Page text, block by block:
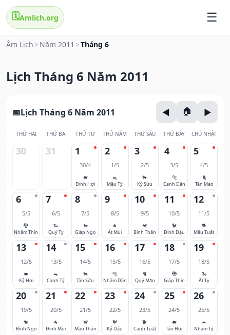
🗓️Amlich.org
Âm Lịch > Năm 2011 >Tháng 6
Lịch Tháng 6 Năm 2011
Lịch Tháng 6 Năm 2011
THỨ HAI THỨ BA THỨ TƯ THỨ NĂM THỨ SÁU THỨ BẢY CHỦ NHẬT
30 31 1
30/4
🐖
Đinh Hợi
2
1/5
🐀
Mậu Tý
3
2/5
🐂
Kỷ Sửu
4
3/5
🐅
Canh Dần
5
4/5
🐈
Tân Mão
6
5/5
🐉
Nhâm Thìn
7
6/5
🐍
Quý Tỵ
8
7/5
🐎
Giáp Ngọ
9
8/5
🐐
Ất Mùi
10
9/5
🐒
Bính Thân
11
10/5
🐓
Đinh Dậu
12
11/5
🐕
Mậu Tuất
13
12/5
🐖
Kỷ Hợi
14
13/5
🐀
Canh Tý
15
14/5
🐂
Tân Sửu
16
15/5
🐅
Nhâm Dần
17
16/5
🐈
Quý Mão
18
17/5
🐉
Giáp Thìn
19
18/5
🐍
Ất Tỵ
20
19/5
🐎
Bính Ngọ
21
20/5
🐐
Đinh Mùi
22
21/5
🐒
Mậu Thân
23
22/5
🐓
Kỷ Dậu
24
23/5
🐕
Canh Tuất
25
24/5
🐖
Tân Hợi
26
25/5
🐀
Nhâm Tý